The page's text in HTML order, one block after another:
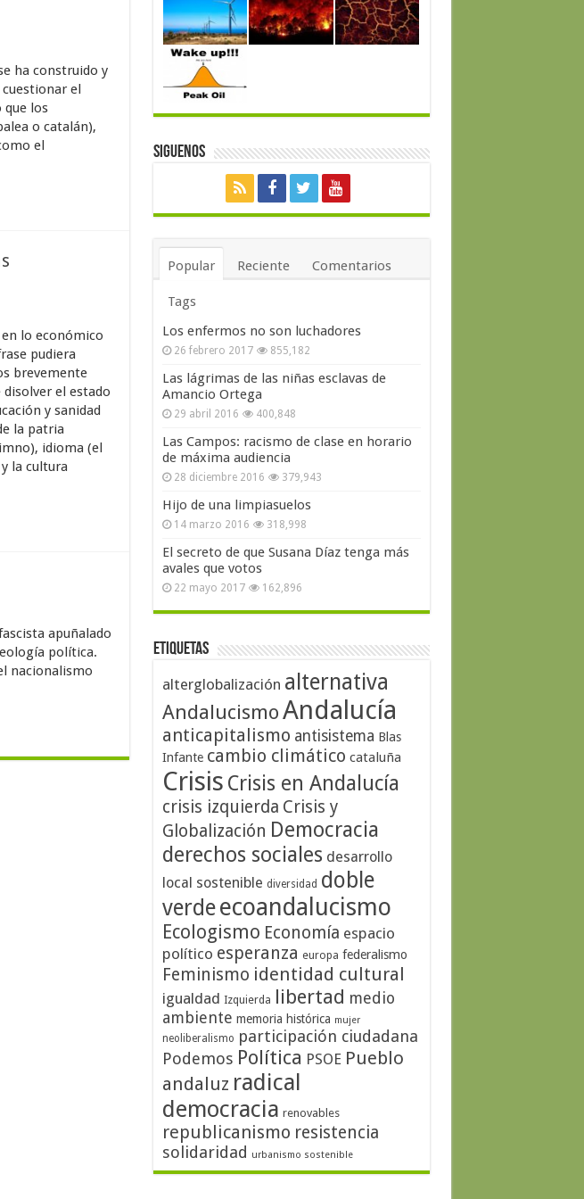
ha construido y
el
que los
o catalán),
el
lo económico
pudiera
brevemente
el estado
y sanidad
la patria
idioma (el
la cultura
apuñalado
política.
nacionalismo
Siguenos
Popular Reciente Comentarios
Tags
Los enfermos no son luchadores
26 febrero 2017 855,182
Las lágrimas de las niñas esclavas de
Amancio Ortega
29 abril 2016 400,848
Las Campos: racismo de clase en horario
de máxima audiencia
28 diciembre 2016 379,943
Hijo de una limpiasuelos
14 marzo 2016 318,998
El secreto de que Susana Díaz tenga más
avales que votos
22 mayo 2017 162,896
Etiquetas
alterglobalización alternativa
AndalucismoAndalucía
anticapitalismo antisistema Blas
Infante cambio climático cataluña
Crisis Crisis en Andalucía
crisis izquierda Crisis y
Globalización Democracia
derechos sociales desarrollo
local sostenible diversidad doble
verdeecoandalucismo
Ecologismo Economía espacio
político esperanza europa federalismo
Feminismo identidad cultural
igualdad Izquierda libertad medio
ambiente memoria histórica mujer
neoliberalismo participación ciudadana
Podemos Política PSOE Pueblo
andaluz radical
democracia renovables
republicanismo resistencia
solidaridad urbanismo sostenible